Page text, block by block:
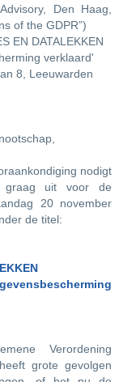
Den Haag,
of the GDPR”)
EN DATALEKKEN
verklaard'
8, Leeuwarden
nodigt
uit voor de
20 november
de titel:
Verordening
grote gevolgen